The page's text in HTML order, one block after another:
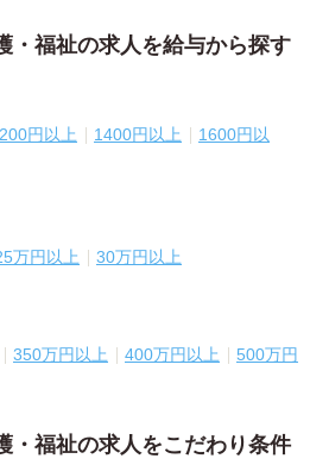
・福祉の求人を給与から探す
円以上 1400円以上
1600円以
万円以上 30万円以上
350万円以上 400万円以上
500万円
・福祉の求人をこだわり条件